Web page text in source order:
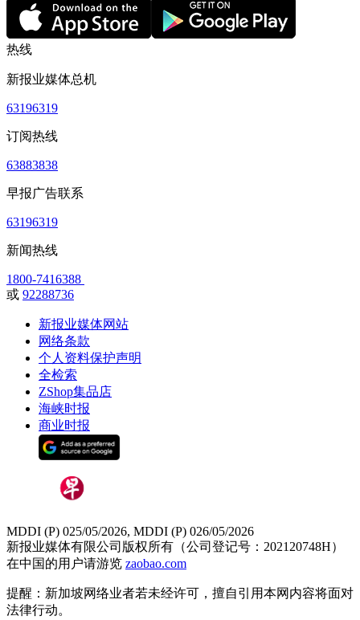
热线
新报业媒体总机
63196319
订阅热线
63883838
早报广告联系
63196319
新闻热线
1800-7416388
或 92288736
新报业媒体网站
网络条款
个人资料保护声明
全检索
ZShop集品店
海峡时报
商业时报
MDDI (P) 025/05/2026, MDDI (P) 026/05/2026
新报业媒体有限公司版权所有（公司登记号：202120748H）
在中国的用户请游览 zaobao.com
提醒：新加坡网络业者若未经许可，擅自引用本网内容将面对
法律行动。